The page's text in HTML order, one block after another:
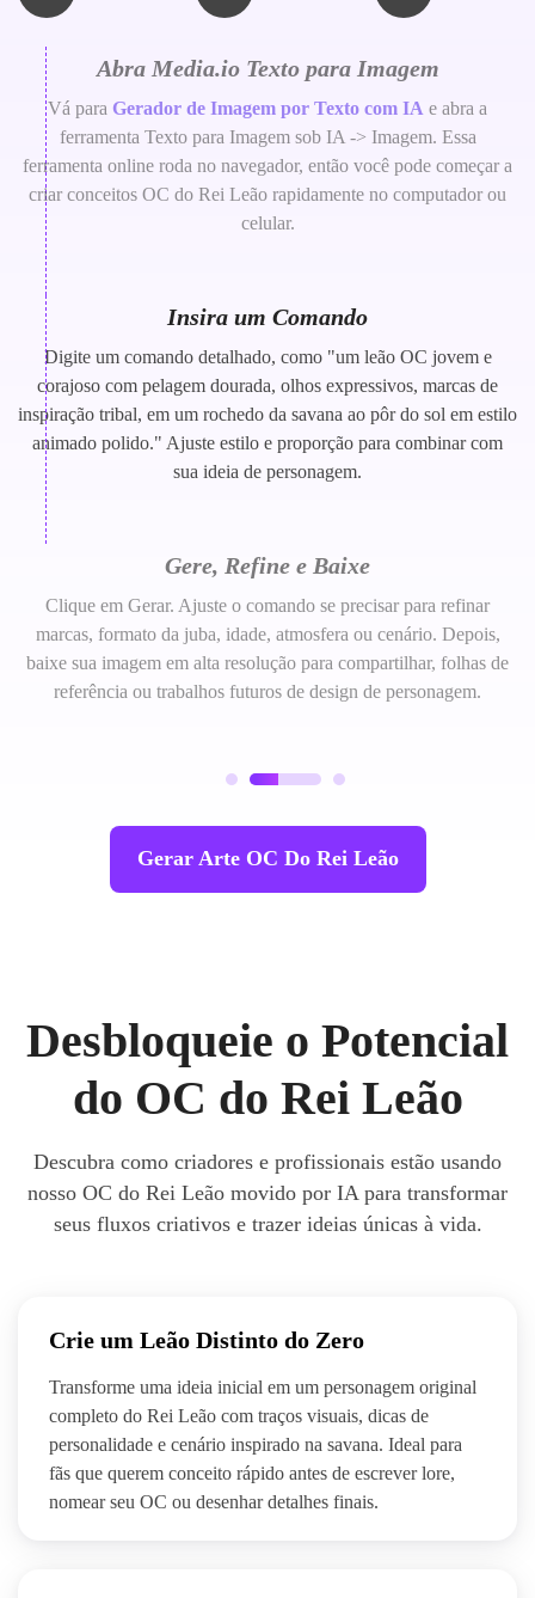
Abra Media.io Texto para Imagem
Vá para Gerador de Imagem por Texto com IA e abra a
ferramenta Texto para Imagem sob IA -> Imagem. Essa
ferramenta online roda no navegador, então você pode começar a
criar conceitos OC do Rei Leão rapidamente no computador ou
celular.
Insira um Comando
Digite um comando detalhado, como "um leão OC jovem e
corajoso com pelagem dourada, olhos expressivos, marcas de
inspiração tribal, em um rochedo da savana ao pôr do sol em estilo
animado polido." Ajuste estilo e proporção para combinar com
sua ideia de personagem.
Gere, Refine e Baixe
Clique em Gerar. Ajuste o comando se precisar para refinar
marcas, formato da juba, idade, atmosfera ou cenário. Depois,
baixe sua imagem em alta resolução para compartilhar, folhas de
referência ou trabalhos futuros de design de personagem.
Gerar Arte OC Do Rei Leão
Desbloqueie o Potencial
do OC do Rei Leão
Descubra como criadores e profissionais estão usando
nosso OC do Rei Leão movido por IA para transformar
seus fluxos criativos e trazer ideias únicas à vida.
Crie um Leão Distinto do Zero
Transforme uma ideia inicial em um personagem original
completo do Rei Leão com traços visuais, dicas de
personalidade e cenário inspirado na savana. Ideal para
fãs que querem conceito rápido antes de escrever lore,
nomear seu OC ou desenhar detalhes finais.